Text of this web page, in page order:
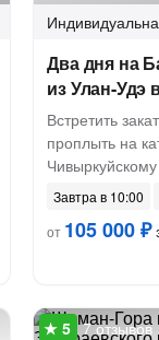
Два дня на
из Улан-Удэ
Встретить
проплыть на
Завтра в 10:00
от 105 000 ₽
7 отзывов